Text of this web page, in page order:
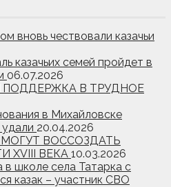
вновь чествовали казачьи
казачьих семей пройдет в
06.07.2026
В ТРУДНОЕ
в Михайловске
удали 20.04.2026
ВОССОЗДАТЬ
XVIII ВЕКА 10.03.2026
школе села Татарка с
казак – участник СВО